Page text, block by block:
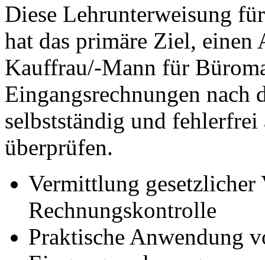
Diese Lehrunterweisung
hat das primäre Ziel,
Kauffrau/-Mann für
Eingangsrechnungen nach
selbstständig und
überprüfen.
Vermittlung gesetzlicher
Rechnungskontrolle
Praktische Anwendung